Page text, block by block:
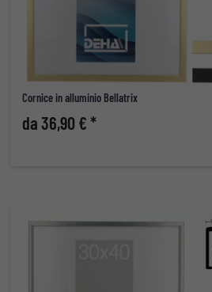
Cornice in alluminio Bellatrix
da 36,90 € *